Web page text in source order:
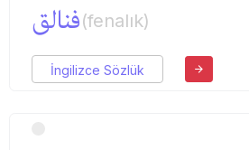
فنالق(fenalık)
İngilizce Sözlük